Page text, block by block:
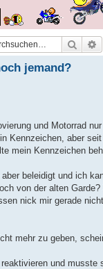
Suche
jemand?
und Motorrad
Kennzeichen, aber
mein Kennzeichen
beleidigt und ich
von der alten
nick mir gerade
mehr zu geben,
und